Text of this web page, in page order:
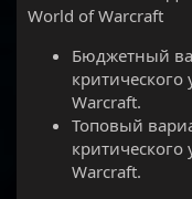
World of Warcraft
Бюджетный
Warcraft.
Топовый
Warcraft.